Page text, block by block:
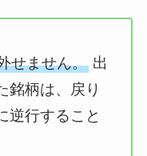
せません。 出
銘柄は、戻り
逆行すること